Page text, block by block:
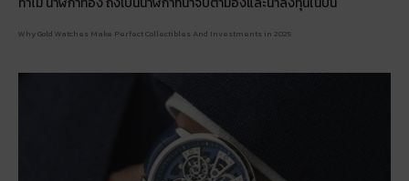
Why Gold Watches Make Perfect Collectibles And Investments in 2025